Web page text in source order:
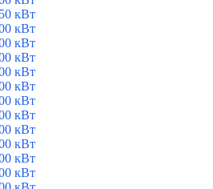
кВт
кВт
кВт
кВт
кВт
кВт
кВт
кВт
кВт
кВт
кВт
кВт